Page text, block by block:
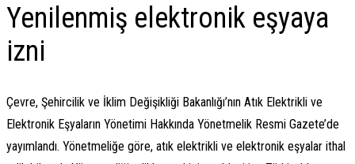
Yenilenmiş elektronik eşyaya
izni
Çevre, Şehircilik ve İklim Değişikliği Bakanlığı’nın Atık Elektrikli ve
Elektronik Eşyaların Yönetimi Hakkında Yönetmelik Resmi Gazete’de
yayımlandı. Yönetmeliğe göre, atık elektrikli ve elektronik eşyalar ithal